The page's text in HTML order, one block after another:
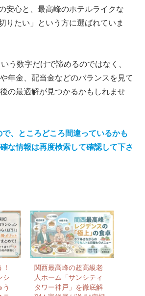
安心と、最高峰のホテルライクな
りたい」という方に選ばれていま
う数字だけで諦めるのではなく、
年金、配当金などのバランスを見て
の最適解が見つかるかもしれませ
、ところどころ間違っているかも
な情報は再度検索して確認して下さ
シ
う
関西最高峰の超高級老
人ホーム「サンシティ
タワー神戸」を徹底解